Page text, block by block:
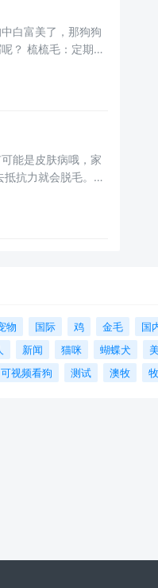
白富美了，那狗狗
？ 梳梳毛：定期为
能是皮肤病哦，家
抗力就会脱毛。宠
物 国际 鸡 金毛 国
新闻 猫咪 蝴蝶犬
可视频看狗 测试 澳牧